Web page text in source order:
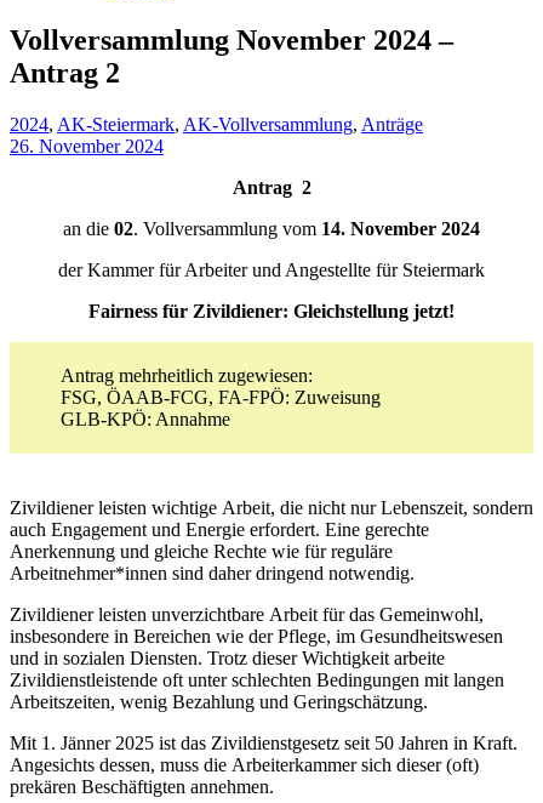
Vollversammlung November 2024 –
Antrag 2
2024, AK-Steiermark, AK-Vollversammlung, Anträge
26. November 2024
Antrag 2
an die 02. Vollversammlung vom 14. November 2024
der Kammer für Arbeiter und Angestellte für Steiermark
Fairness für Zivildiener: Gleichstellung jetzt!
Antrag mehrheitlich zugewiesen:
FSG, ÖAAB-FCG, FA-FPÖ: Zuweisung
GLB-KPÖ: Annahme
Zivildiener leisten wichtige Arbeit, die nicht nurLebenszeit, sondern
auch Engagement und Energie erfordert. Eine gerechte
Anerkennung und gleiche Rechte wie fürreguläre
Arbeitnehmer*innen sind daher dringend notwendig.
Zivildiener leisten unverzichtbare Arbeit fürdas Gemeinwohl,
insbesondere in Bereichen wie derPflege, im Gesundheitswesen
und in sozialen Diensten. Trotz dieser Wichtigkeit arbeite
Zivildienstleistende oft unterschlechten Bedingungen mit langen
Arbeitszeiten, wenig Bezahlung und Geringschätzung.
Mit 1. Jänner 2025 ist das Zivildienstgesetz seit 50 Jahren in Kraft.
Angesichts dessen, muss die Arbeiterkammersich dieser (oft)
prekären Beschäftigten annehmen.